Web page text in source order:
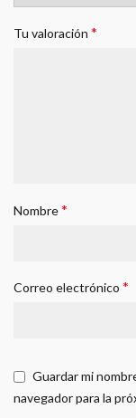
Tu valoración *
Nombre*
Correo electrónico *
Guardar mi
navegador para la